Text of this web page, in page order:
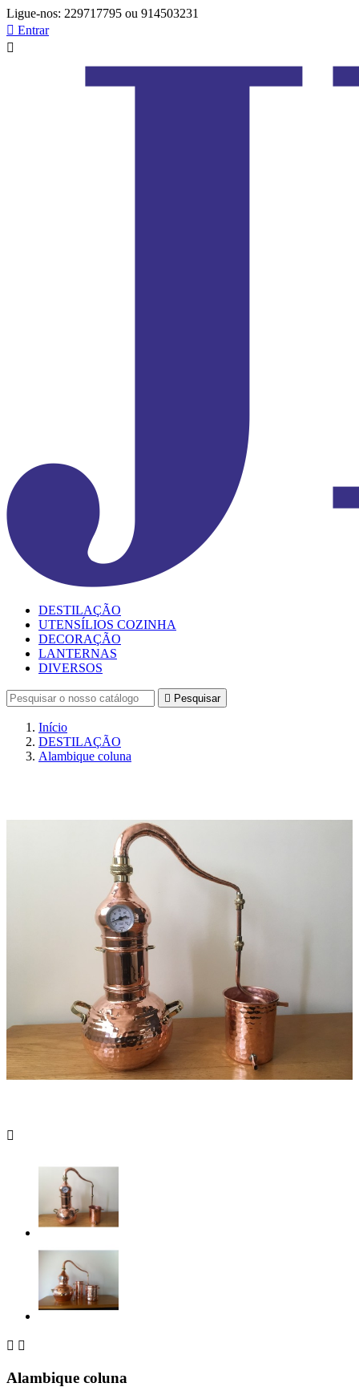
Ligue-nos: 229717795 ou 914503231
 Entrar

DESTILAÇÃO
UTENSÍLIOS COZINHA
DECORAÇÃO
LANTERNAS
DIVERSOS
 Pesquisar
Início
DESTILAÇÃO
Alambique coluna

 
Alambique coluna